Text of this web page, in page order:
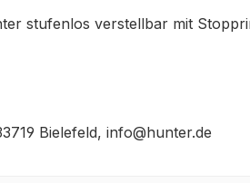
stufenlos verstellbar mit
Bielefeld, info@hunter.de